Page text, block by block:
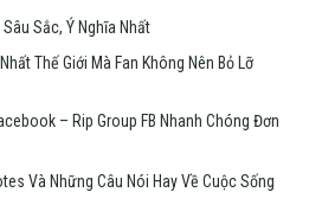
Sắc, Ý Nghĩa Nhất
Thế Giới Mà Fan Không Nên Bỏ Lỡ
– Rip Group FB Nhanh Chóng Đơn
Và Những Câu Nói Hay Về Cuộc Sống